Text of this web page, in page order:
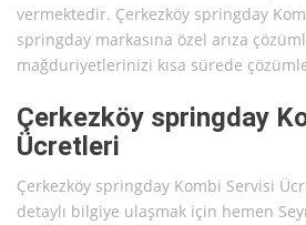
vermektedir. Çerkezköy springday
springday markasına özel arıza
mağduriyetlerinizi kısa sürede
Çerkezköy springday
Ücretleri
Çerkezköy springday Kombi Servisi
detaylı bilgiye ulaşmak için hemen